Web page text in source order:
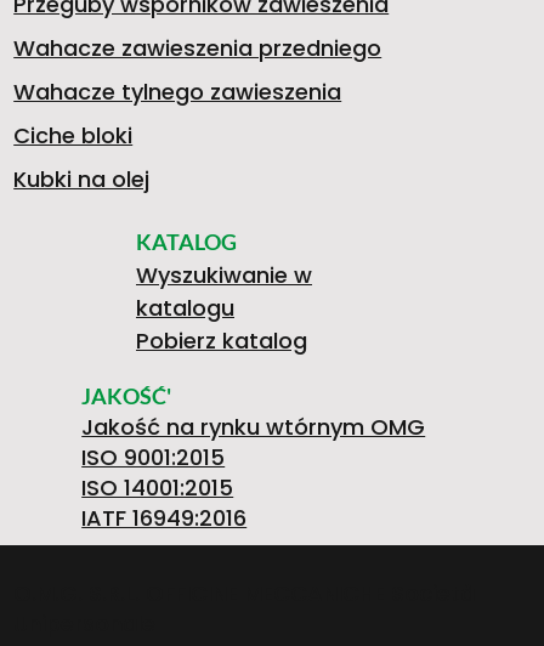
Wahacze zawieszenia przedniego
Wahacze tylnego zawieszenia
Ciche bloki
Kubki na olej
KATALOG
Wyszukiwanie w
katalogu
Pobierz katalog
JAKOŚĆ'
Jakość na rynku wtórnym OMG
ISO 9001:2015
ISO 14001:2015
IATF 16949:2016